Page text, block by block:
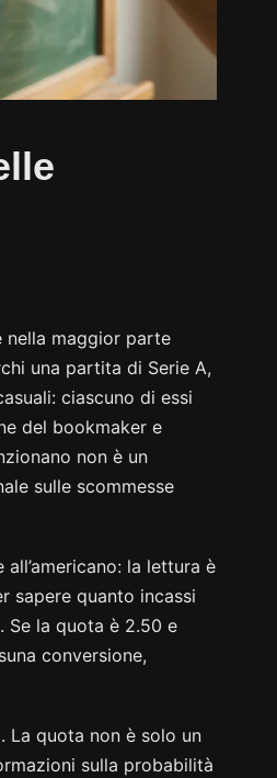
nella maggior parte
una partita di Serie A,
ciascuno di essi
del bookmaker e
non è un
sulle scommesse
la lettura è
sapere quanto incassi
Se la quota è 2.50 e
conversione,
La quota non è solo un
sulla probabilità